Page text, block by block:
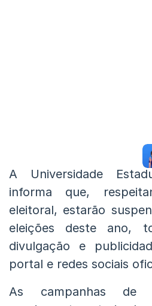
A Universidade
informa que,
eleitoral, estarão
eleições deste ano,
divulgação e
portal e redes sociais
As campanhas de